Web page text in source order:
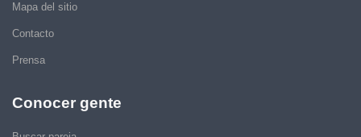
Mapa del sitio
Contacto
Prensa
Conocer gente